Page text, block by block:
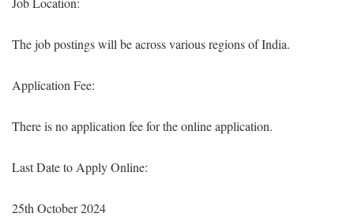
The job postings will be across various regions of India.
Application Fee:
There is no application fee for the online application.
Last Date to Apply Online:
25th October 2024